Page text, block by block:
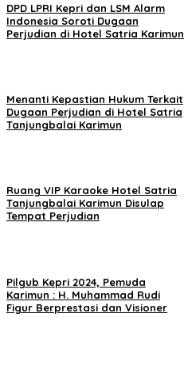
DPD LPRI Kepri dan LSM Alarm
Indonesia Soroti Dugaan
Perjudian di Hotel Satria Karimun
Menanti Kepastian Hukum Terkait
Dugaan Perjudian di Hotel Satria
Tanjungbalai Karimun
Ruang VIP Karaoke Hotel Satria
Tanjungbalai Karimun Disulap
Tempat Perjudian
Pilgub Kepri 2024, Pemuda
Karimun : H. Muhammad Rudi
Figur Berprestasi dan Visioner